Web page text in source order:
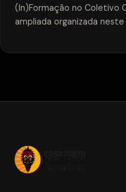
(In)Formação no Coletivo
ampliada organizada neste